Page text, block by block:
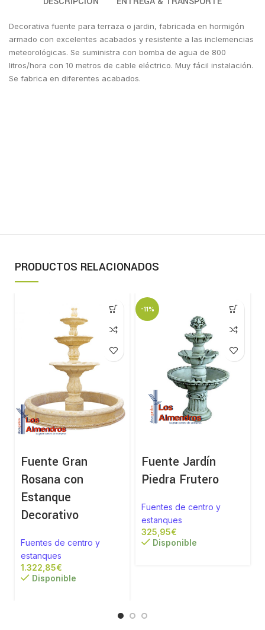
Decorativa fuente para terraza o jardin, fabricada en hormigón
armado con excelentes acabados y resistente a las inclemencias
meteorológicas. Se suministra con bomba de agua de 800
litros/hora con 10 metros de cable eléctrico. Muy fácil instalación.
Se fabrica en diferentes acabados.
PRODUCTOS RELACIONADOS
Fuente Gran
Rosana con
Estanque
Decorativo
Fuentes de centro y
estanques
€
Disponible
-11%
Fuente Jardín
Piedra Frutero
Fuentes de centro y
estanques
€
Disponible